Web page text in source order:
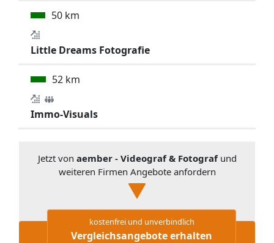
50 km
Little Dreams Fotografie
52 km
Immo-Visuals
Jetzt von aember - Videograf & Fotografund
weiteren Firmen Angebote anfordern
kostenfrei und unverbindlich
Vergleichsangebote erhalten